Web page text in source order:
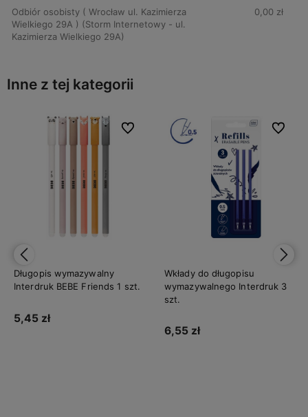
Odbiór osobisty ( Wrocław ul. Kazimierza
Wielkiego 29A ) (Storm Internetowy - ul.
Kazimierza Wielkiego 29A)
0,00 zł
Inne z tej kategorii
Wkłady do długopisu
wymazywalnego Interdruk 3
Do ulubionych
Do ulubionych
Długopis + ołówek 849 Caran
d'ache - Blue lagoon
235,00 zł
Do koszyka
Do
Do